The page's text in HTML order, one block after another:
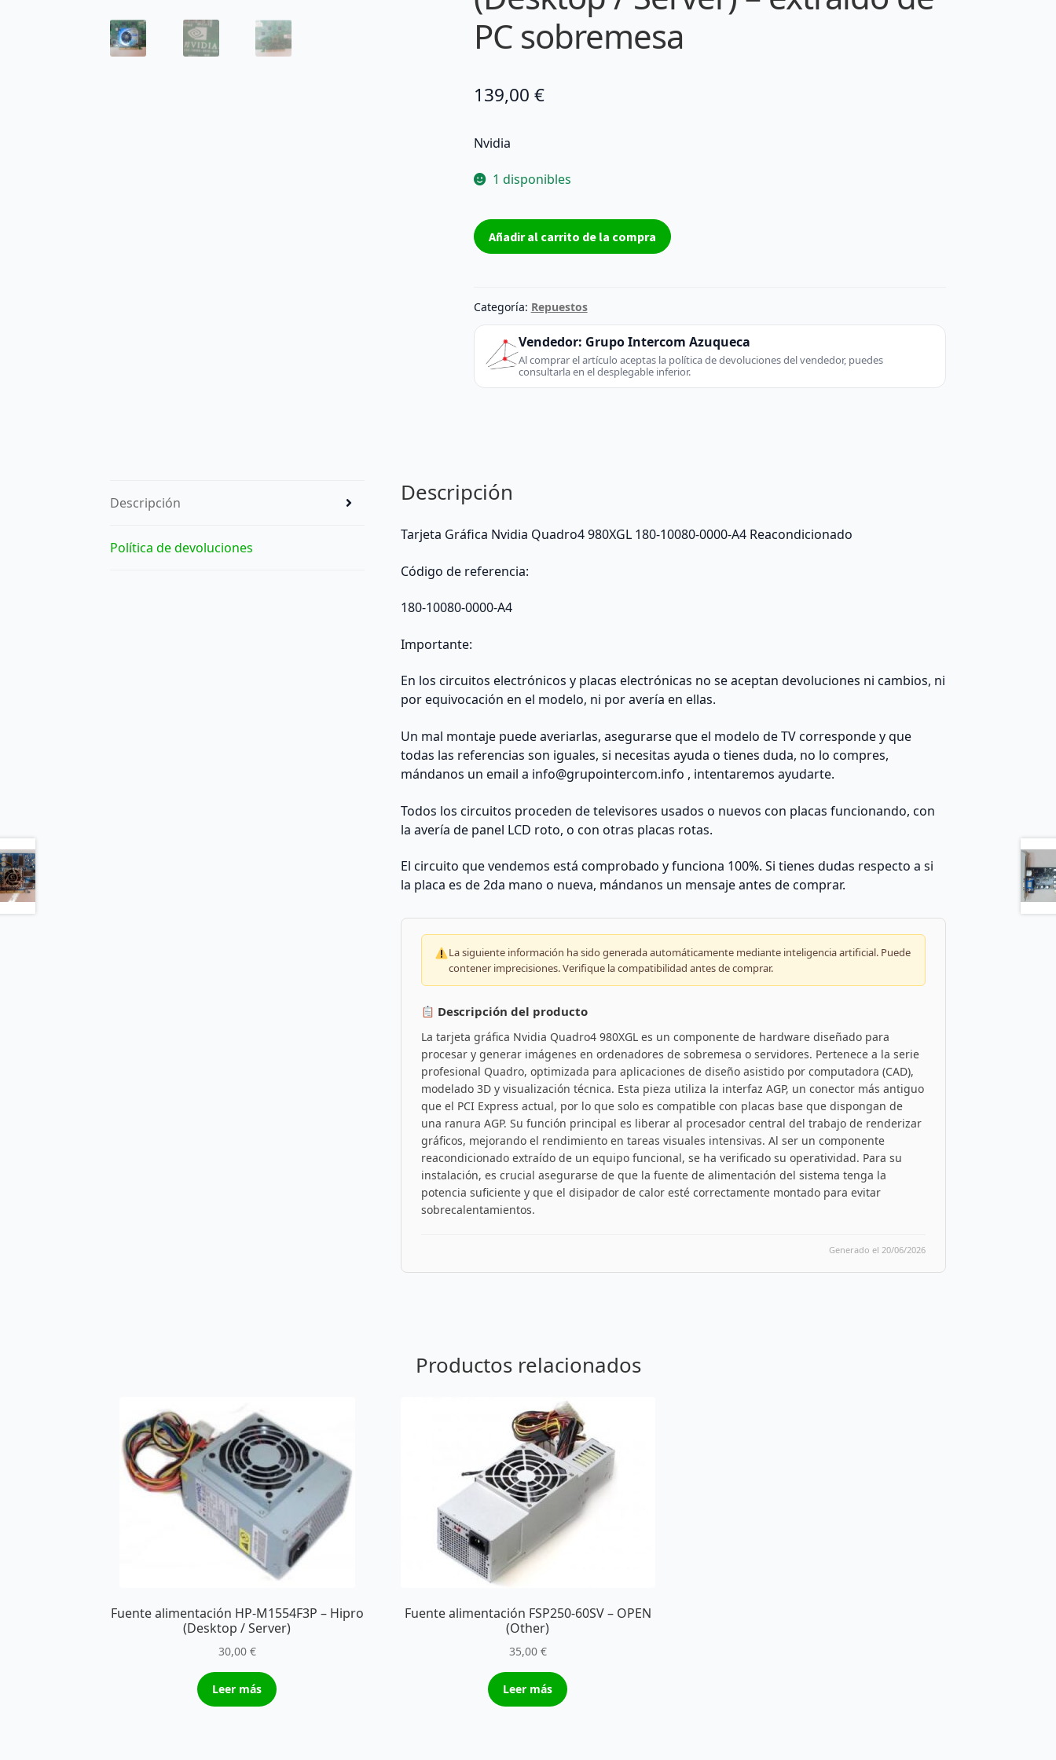
PC sobremesa
139,00 €
Nvidia
1 disponibles
Tarjeta
gráfica
AGP
Nvidia
Quadro4
980XGL
180-
Nvidia
/
-
de
Añadir al carrito de la compra
Categoría: Repuestos
Vendedor: Grupo Intercom Azuqueca
Al comprar el artículo aceptas la política de devoluciones del vendedor, puedes
consultarla en el desplegable inferior.
Descripción
Política de devoluciones
Descripción
Tarjeta Gráfica Nvidia Quadro4 980XGL 180-10080-0000-A4 Reacondicionado
Código de referencia:
180-10080-0000-A4
Importante:
En los circuitos electrónicos y placas electrónicas no se aceptan devoluciones ni cambios, ni
por equivocación en el modelo, ni por avería en ellas.
Un mal montaje puede averiarlas, asegurarse que el modelo de TV corresponde y que
todas las referencias son iguales, si necesitas ayuda o tienes duda, no lo compres,
mándanos un email a info@grupointercom.info , intentaremos ayudarte.
Todos los circuitos proceden de televisores usados o nuevos con placas funcionando, con
la avería de panel LCD roto, o con otras placas rotas.
El circuito que vendemos está comprobado y funciona 100%. Si tienes dudas respecto a si
la placa es de 2da mano o nueva, mándanos un mensaje antes de comprar.
La siguiente información ha sido generada automáticamente mediante inteligencia artificial. Puede
contener imprecisiones. Verifique la compatibilidad antes de comprar.
Descripción del producto
La tarjeta gráfica Nvidia Quadro4 980XGL es un componente de hardware diseñado para
procesar y generar imágenes en ordenadores de sobremesa o servidores. Pertenece a la serie
profesional Quadro, optimizada para aplicaciones de diseño asistido por computadora (CAD),
modelado 3D y visualización técnica. Esta pieza utiliza la interfaz AGP, un conector más antiguo
que el PCI Express actual, por lo que solo es compatible con placas base que dispongan de
una ranura AGP. Su función principal es liberar al procesador central del trabajo de renderizar
gráficos, mejorando el rendimiento en tareas visuales intensivas. Al ser un componente
reacondicionado extraído de un equipo funcional, se ha verificado su operatividad. Para su
instalación, es crucial asegurarse de que la fuente de alimentación del sistema tenga la
potencia suficiente y que el disipador de calor esté correctamente montado para evitar
sobrecalentamientos.
Generado el 20/06/2026
Productos relacionados
Fuente alimentación HP-M1554F3P – Hipro
(Desktop / Server)
30,00 €
Leer más
Fuente alimentación FSP250-60SV – OPEN
(Other)
35,00 €
Leer más